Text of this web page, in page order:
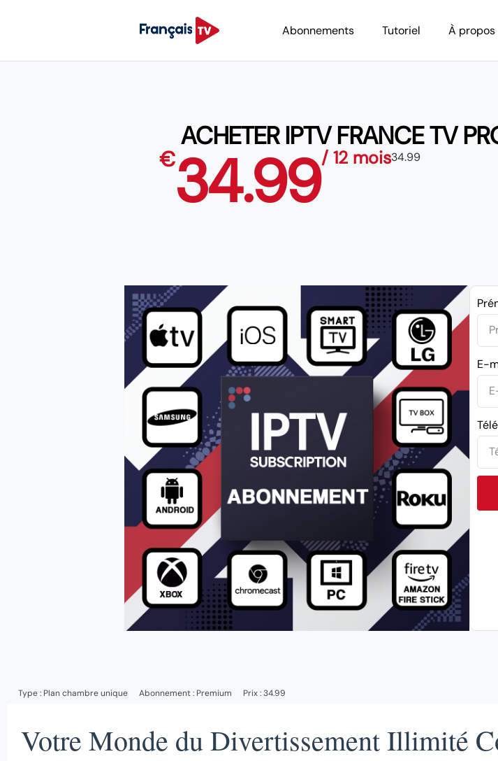
Abonnements Tutoriel À propos
ACHETER IPTV FRANCE TV
€34.99/ 12 mois34.99
E-
Type : Plan chambre unique Abonnement : Premium Prix : 34.99
Votre Monde du Divertissement Illimité